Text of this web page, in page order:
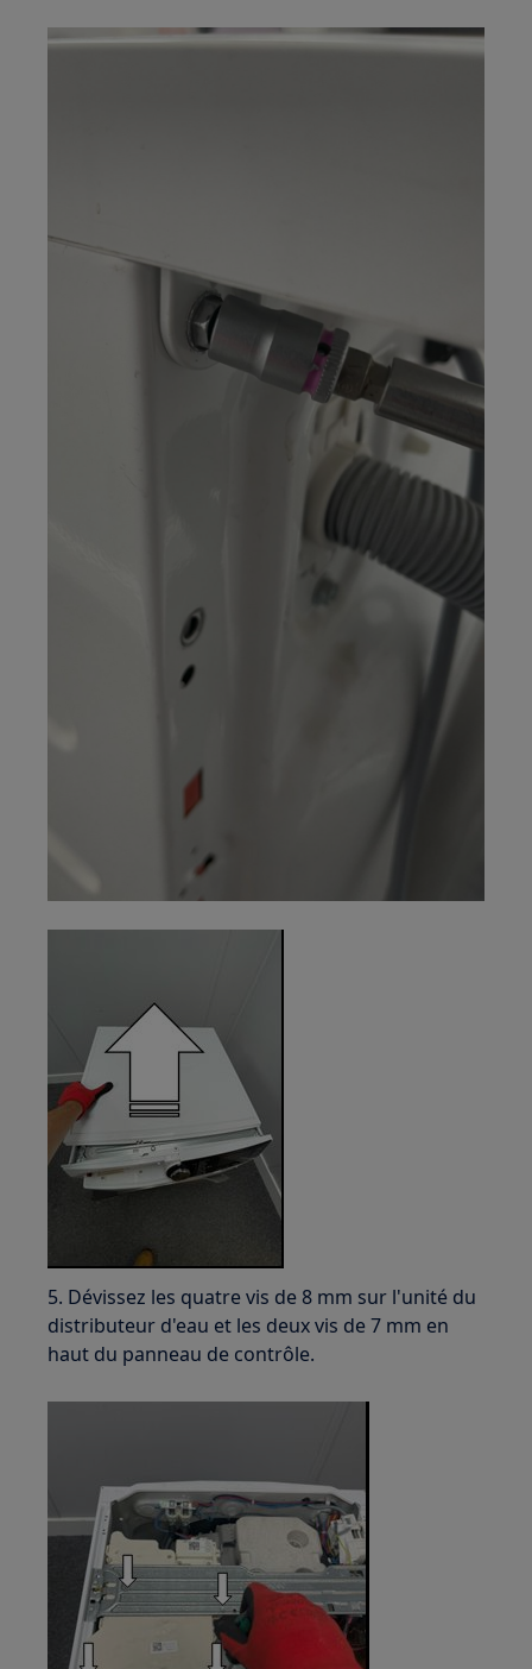
5. Dévissez les quatre vis de 8 mm sur l'unité du
distributeur d'eau et les deux vis de 7 mm en
haut du panneau de contrôle.